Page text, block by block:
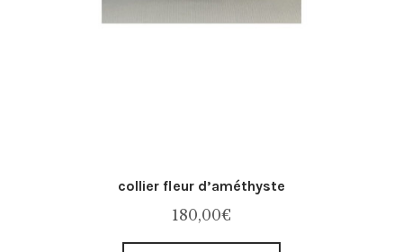
collier fleur d’améthyste
180,00€